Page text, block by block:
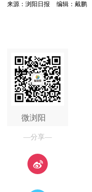
来源：浏阳日报 编辑：戴鹏
微浏阳
—分享—